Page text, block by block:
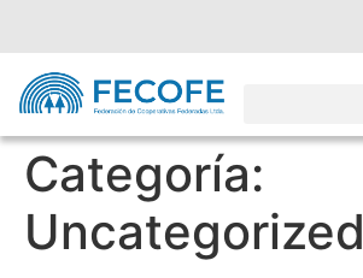
Categoría:
Uncategorized